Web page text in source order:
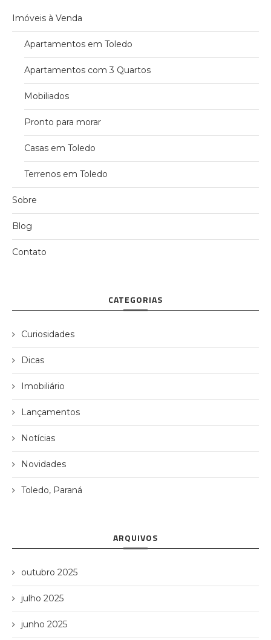
Imóveis à Venda
Apartamentos em Toledo
Apartamentos com 3 Quartos
Mobiliados
Pronto para morar
Casas em Toledo
Terrenos em Toledo
Sobre
Blog
Contato
CATEGORIAS
Curiosidades
Dicas
Imobiliário
Lançamentos
Notícias
Novidades
Toledo, Paraná
ARQUIVOS
outubro 2025
julho 2025
junho 2025